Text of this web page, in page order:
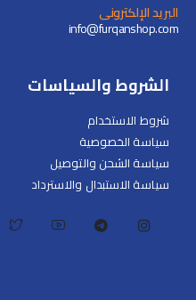
البريد الإلكترونى
info@furqanshop.com
الشروط والسياسات
شروط الاستخدام
سياسة الخصوصية
سياسة الشحن والتوصيل
سياسة الاستبدال والاسترداد